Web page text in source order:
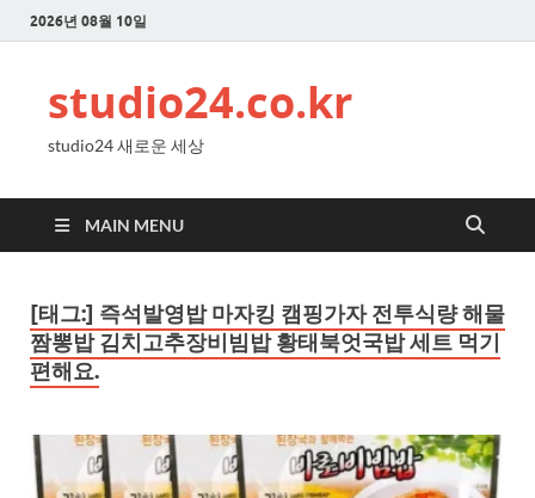
2026년 08월 10일
studio24.co.kr
studio24 새로운 세상
MAIN MENU
[태그:] 즉석발영밥 마자킹 캠핑가자 전투식량 해물
짬뽕밥 김치고추장비빔밥 황태북엇국밥 세트 먹기
편해요.